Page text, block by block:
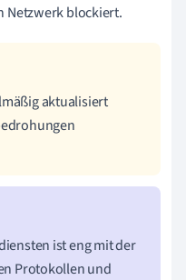
Netzwerk blockiert.
aktualisiert
ist eng mit der
Protokollen und